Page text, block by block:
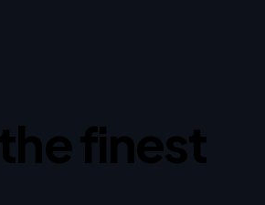
finest